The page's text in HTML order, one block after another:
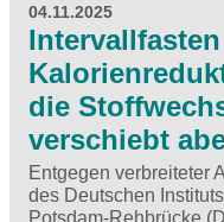
04.11.2025
die
verschiebt
Entgegen verbreiteter
des Deutschen
Potsdam-Rehbrücke